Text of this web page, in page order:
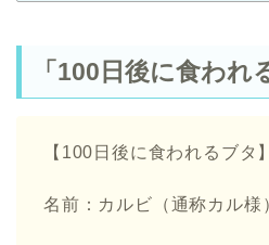
「100日後に食われ
【100日後に食われるブタ】
名前：カルビ（通称カル様